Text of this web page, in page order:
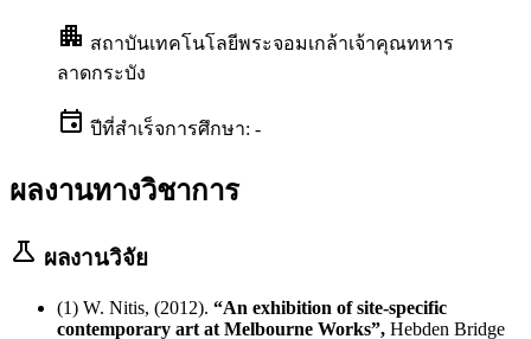
apartment สถาบันเทคโนโลยีพระจอมเกล้าเจ้าคุณทหาร
ลาดกระบัง
event ปีที่สำเร็จการศึกษา: -
ผลงานทางวิชาการ
science ผลงานวิจัย
(1) W. Nitis, (2012). “An exhibition of site-specific
contemporary art at Melbourne Works”, Hebden Bridge